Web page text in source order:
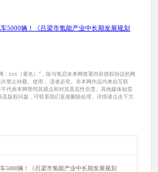
5000辆！《吕梁市氢能产业中长期发展规划
：xxx（署名）”，除与氢启未来网签署内容授权协议的网
禁止转载、使用， 违者必究。非本网作品均来自互联
代表本网赞同其观点和对其真实性负责。其他媒体如需
版权问题，可联系我们直接删除处理。详情请点击下方
5000辆！《吕梁市氢能产业中长期发展规划